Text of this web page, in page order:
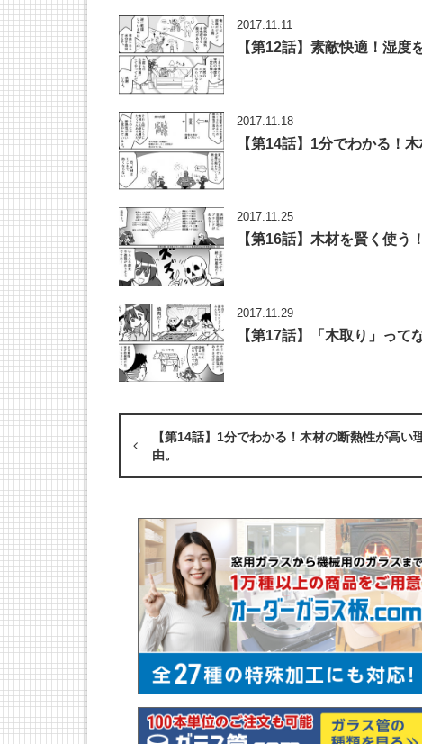
2017.11.11
【第12話】素敵快適！湿度
2017.11.18
【第14話】1分でわかる！
2017.11.25
【第16話】木材を賢く使う
2017.11.29
【第17話】「木取り」って
【第14話】1分でわかる！木材の断熱性が高い
由。